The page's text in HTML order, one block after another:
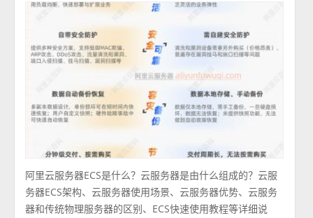
阿里云服务器ECS是什么？云服务器是由什么组成的？云服
务器ECS架构、云服务器使用场景、云服务器优势、云服务
器和传统物理服务器的区别、ECS快速使用教程等详细说